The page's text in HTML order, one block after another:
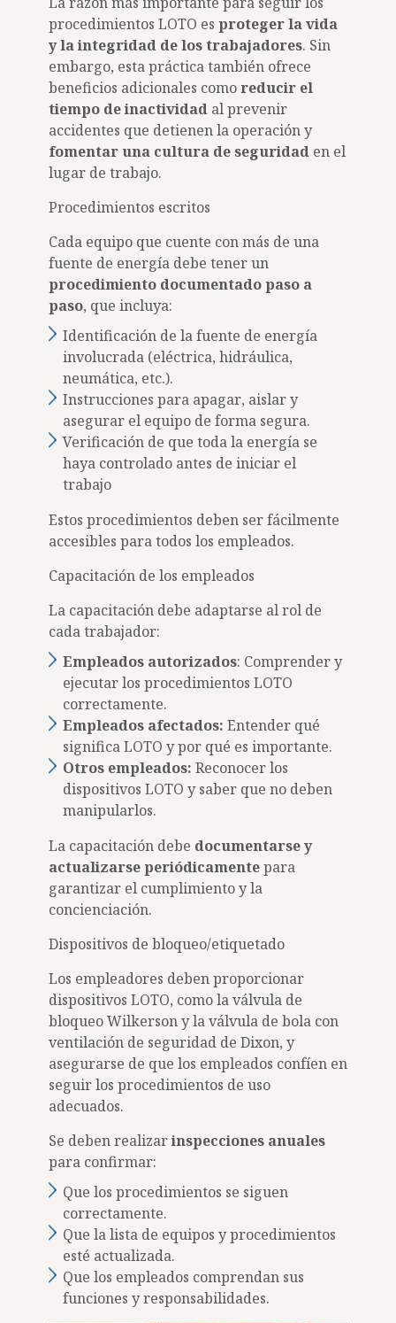
procedimientos LOTO es proteger la vida
y la integridad de los trabajadores. Sin
embargo, esta práctica también ofrece
beneficios adicionales comoreducir el
tiempo de inactividad al prevenir
accidentes que detienen la operación y
fomentar una cultura de seguridad en el
lugar de trabajo.
Procedimientos escritos
Cada equipo que cuente con más de una
fuente de energía debe tener un
procedimiento documentado paso a
paso, que incluya:
Identificación de la fuente de energía
involucrada (eléctrica, hidráulica,
neumática, etc.).
Instrucciones para apagar, aislar y
asegurar el equipo de forma segura.
Verificación de que toda la energía se
haya controlado antes de iniciar el
trabajo
Estos procedimientos deben ser fácilmente
accesibles para todos los empleados.
Capacitación de los empleados
La capacitación debe adaptarse al rol de
cada trabajador:
Empleados autorizados: Comprender y
ejecutar los procedimientos LOTO
correctamente.
Empleados afectados: Entender qué
significa LOTO y por qué es importante.
Otros empleados: Reconocer los
dispositivos LOTO y saber que no deben
manipularlos.
La capacitación debe documentarse y
actualizarse periódicamentepara
garantizar el cumplimiento y la
concienciación.
Dispositivos de bloqueo/etiquetado
Los empleadores deben proporcionar
dispositivos LOTO, como la válvula de
bloqueo Wilkerson y la válvula de bola con
ventilación de seguridad de Dixon, y
asegurarse de que los empleados confíen en
seguir los procedimientos de uso
adecuados.
Se deben realizarinspecciones anuales
para confirmar:
Que los procedimientos se siguen
correctamente.
Que la lista de equipos y procedimientos
esté actualizada.
Que los empleados comprendan sus
funciones y responsabilidades.